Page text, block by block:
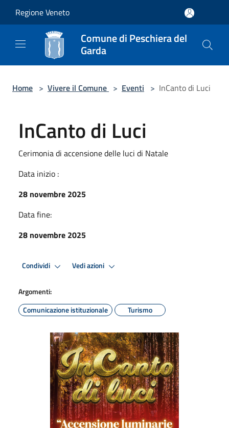
Regione Veneto
Comune di Peschiera del
Garda
Home > Vivere il Comune > Eventi > InCanto di Luci
InCanto di Luci
Cerimonia di accensione delle luci di Natale
Data inizio :
28 novembre 2025
Data fine:
28 novembre 2025
Condividi Vedi azioni
Argomenti:
Comunicazione istituzionale
Turismo